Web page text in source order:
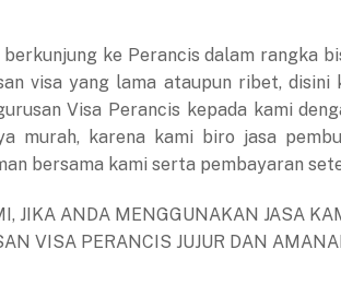
ke Perancis dalam rangka
visa yang lama ataupun ribet,
Visa Perancis kepada kami
murah, karena kami biro jasa
bersama kami serta pembayaran
JIKA ANDA MENGGUNAKAN JASA
VISA PERANCIS JUJUR DAN